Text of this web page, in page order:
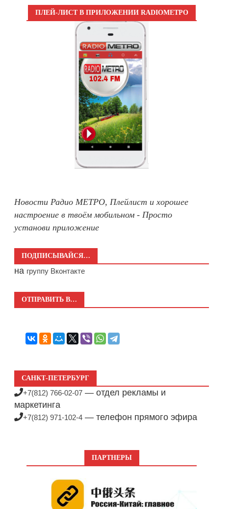
ПЛЕЙ-ЛИСТ В ПРИЛОЖЕНИИ RADIOМЕТРО
Новости Радио МЕТРО, Плейлист и хорошее
настроение в твоём мобильном - Просто
установи приложение
ПОДПИСЫВАЙСЯ…
на группу Вконтакте
ОТПРАВИТЬ В…
САНКТ-ПЕТЕРБУРГ
+7(812) 766-02-07 — отдел рекламы и
маркетинга
+7(812) 971-102-4 — телефон прямого эфира
ПАРТНЕРЫ